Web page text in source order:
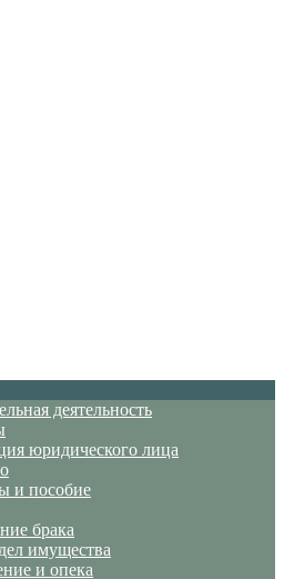
деятельность
юридического лица
и пособие
брака
имущества
и опека